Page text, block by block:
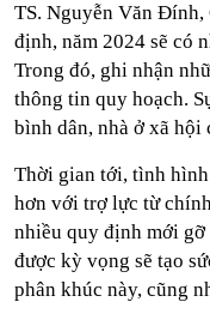
TS. Nguyễn Văn
định, năm 2024 sẽ có
Trong đó, ghi nhận
thông tin quy hoạch.
bình dân, nhà ở xã hội
Thời gian tới, tình
hơn với trợ lực từ
nhiều quy định mới gỡ
được kỳ vọng sẽ tạo
phân khúc này, cũng